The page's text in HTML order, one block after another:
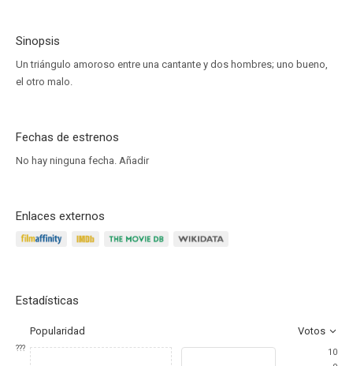
Sinopsis
Un triángulo amoroso entre una cantante y dos hombres; uno bueno,
el otro malo.
Fechas de estrenos
No hay ninguna fecha. Añadir
Enlaces externos
Estadísticas
Popularidad Votos
???
10